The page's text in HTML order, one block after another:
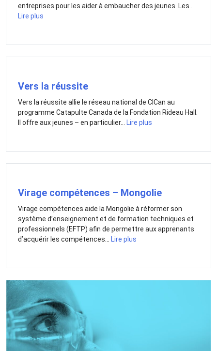
entreprises pour les aider à embaucher des jeunes. Les...
Lire plus
Vers la réussite
Vers la réussite allie le réseau national de CICan au
programme Catapulte Canada de la Fondation Rideau Hall.
Il offre aux jeunes – en particulier...
Lire plus
Virage compétences – Mongolie
Virage compétences aide la Mongolie à réformer son
système d’enseignement et de formation techniques et
professionnels (EFTP) afin de permettre aux apprenants
d’acquérir les compétences...
Lire plus